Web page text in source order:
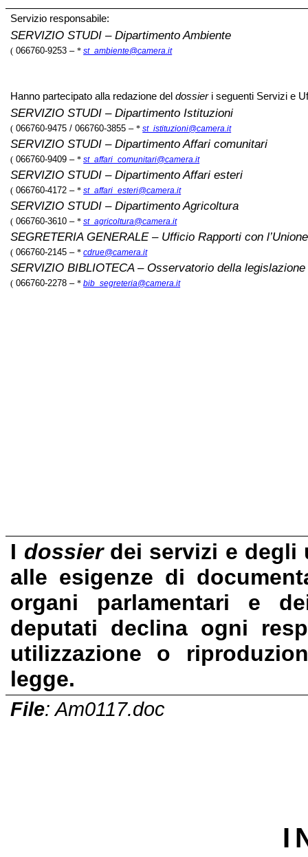
Servizio responsabile:
SERVIZIO STUDI – Dipartimento Ambiente
( 066760-9253 –* st_ambiente@camera.it
Hanno partecipato alla redazione deldossieri seguenti Servizi e
SERVIZIO STUDI – Dipartimento Istituzioni
( 066760-9475 / 066760-3855 –* st_istituzioni@camera.it
SERVIZIO STUDI – Dipartimento Affari comunitari
( 066760-9409 –* st_affari_comunitari@camera.it
SERVIZIO STUDI – Dipartimento Affari esteri
( 066760-4172 –* st_affari_esteri@camera.it
SERVIZIO STUDI – Dipartimento Agricoltura
( 066760-3610 –* st_agricoltura@camera.it
SEGRETERIA GENERALE– Ufficio Rapporti con
( 066760-2145 –* cdrue@camera.it
SERVIZIO BIBLIOTECA– Osservatorio della
( 066760-2278 –* bib_segreteria@camera.it
I dossierdei servizi e degli
alle esigenze di
organi parlamentari e
deputati declina ogni
utilizzazione o
legge.
File: Am0117.doc